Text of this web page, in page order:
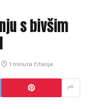
s bivšim
1 minuta čitanja